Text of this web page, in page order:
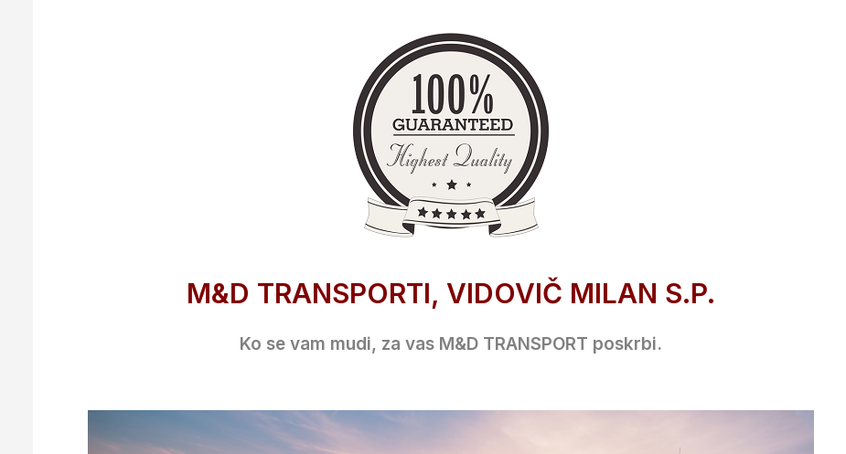
M&D TRANSPORTI, VIDOVIČ MILAN S.P.
Ko se vam mudi, za vas M&D TRANSPORT poskrbi.